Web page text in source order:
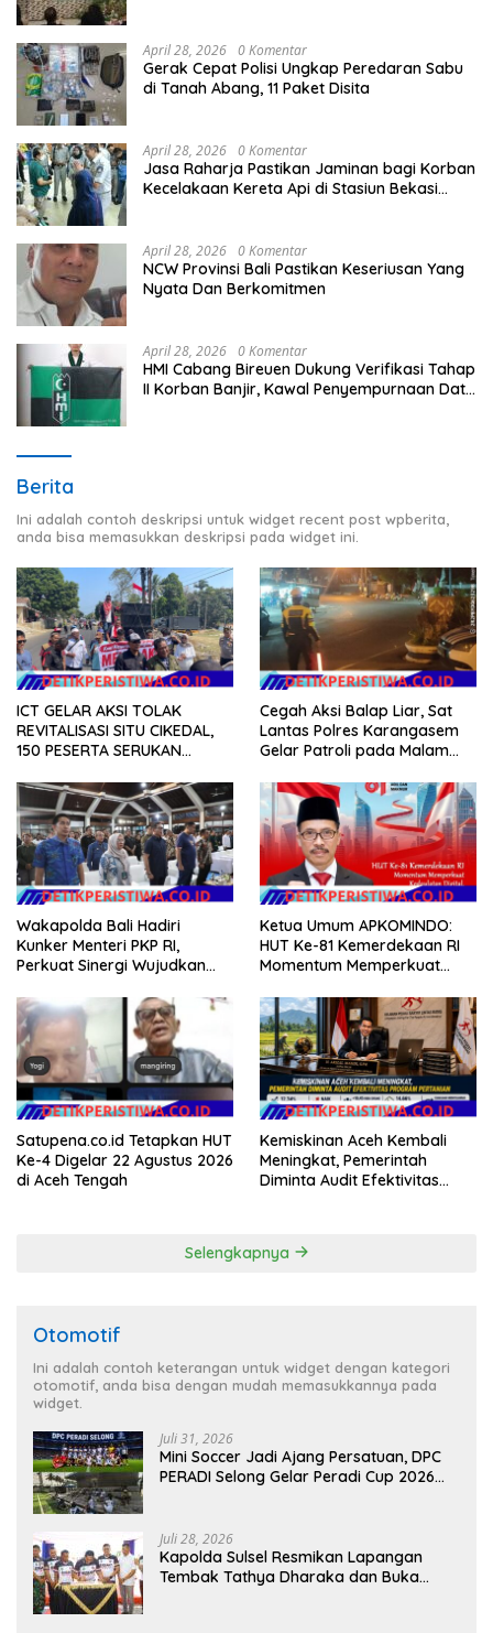
April 28, 2026 0 Komentar
Gerak Cepat Polisi Ungkap Peredaran Sabu
di Tanah Abang, 11 Paket Disita
April 28, 2026 0 Komentar
Jasa Raharja Pastikan Jaminan bagi Korban
Kecelakaan Kereta Api di Stasiun Bekasi
April 28, 2026 0 Komentar
NCW Provinsi Bali Pastikan Keseriusan Yang
Nyata Dan Berkomitmen
April 28, 2026 0 Komentar
HMI Cabang Bireuen Dukung Verifikasi Tahap
II Korban Banjir, Kawal Penyempurnaan Data
Berita
Ini adalah contoh deskripsi untuk widget recent post wpberita,
anda bisa memasukkan deskripsi pada widget ini.
ICT GELAR AKSI TOLAK
REVITALISASI SITU CIKEDAL,
150 PESERTA SERUKAN
Cegah Aksi Balap Liar, Sat
Lantas Polres Karangasem
Gelar Patroli pada Malam
Wakapolda Bali Hadiri
Kunker Menteri PKP RI,
Perkuat Sinergi Wujudkan
Masyarakat
Ketua Umum APKOMINDO:
HUT Ke-81 Kemerdekaan RI
Momentum Memperkuat
Teknologi, dan Kepastian
Hukum Menuju Indonesia
Emas 2045
Satupena.co.id Tetapkan HUT
Ke-4 Digelar 22 Agustus 2026
di Aceh Tengah
Kemiskinan Aceh Kembali
Meningkat, Pemerintah
Diminta Audit Efektivitas
Selengkapnya
Otomotif
Ini adalah contoh keterangan untuk widget dengan kategori
otomotif, anda bisa dengan mudah memasukkannya pada
widget.
Juli 31, 2026
Mini Soccer Jadi Ajang Persatuan, DPC
PERADI Selong Gelar Peradi Cup 2026
Juli 28, 2026
Kapolda Sulsel Resmikan Lapangan
Tembak Tathya Dharaka dan Buka